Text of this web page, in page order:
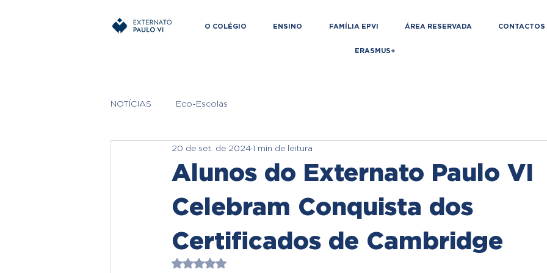
O COLÉGIO ENSINO FAMÍLIA EPVI ÁREA RESERVADA CONTACTOS
ERASMUS+
NOTÍCIAS Eco-Escolas
Alunos do Externato Paulo VI
Celebram Conquista dos
Certificados de Cambridge
20 de set. de 20241 min de leitura
Avaliado com NaN de 5 estrelas.